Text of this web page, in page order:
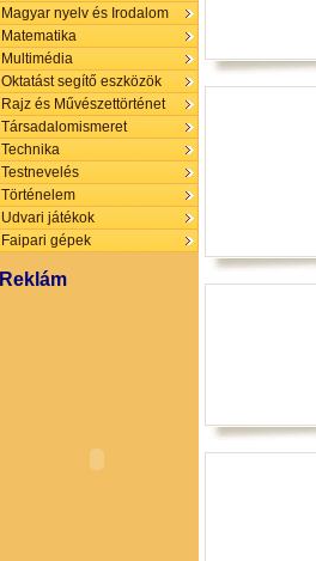
Magyar nyelv és Irodalom
Matematika
Multimédia
Oktatást segítő eszközök
Rajz és Művészettörténet
Társadalomismeret
Technika
Testnevelés
Történelem
Udvari játékok
Faipari gépek
Reklám